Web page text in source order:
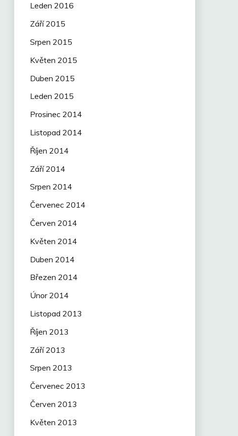
Leden 2016
Září 2015
Srpen 2015
Květen 2015
Duben 2015
Leden 2015
Prosinec 2014
Listopad 2014
Říjen 2014
Září 2014
Srpen 2014
Červenec 2014
Červen 2014
Květen 2014
Duben 2014
Březen 2014
Únor 2014
Listopad 2013
Říjen 2013
Září 2013
Srpen 2013
Červenec 2013
Červen 2013
Květen 2013